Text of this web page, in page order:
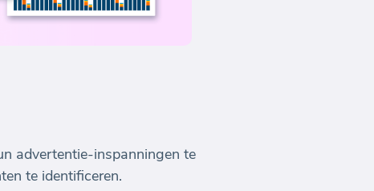
advertentie-inspanningen te
te identificeren.